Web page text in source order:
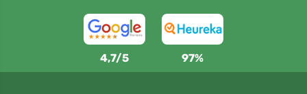
4,7/5 97%